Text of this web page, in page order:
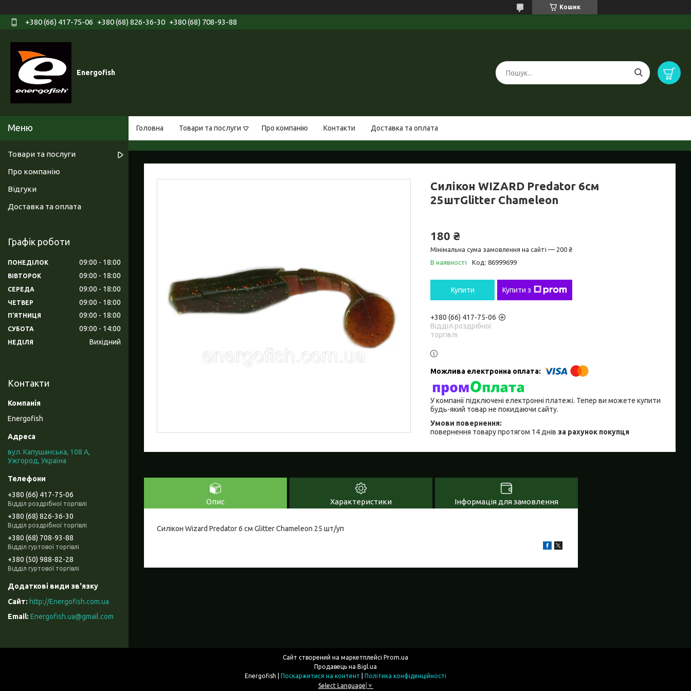
Кошик
+380 (66) 417-75-06 +380 (68) 826-36-30 +380 (68) 708-93-88
Energofish
Головна Товари та послуги Про компанію Контакти Доставка та оплата
Силікон WIZARD Predator 6см
25штGlitter Chameleon
180 ₴
Мінімальна сума замовлення на сайті — 200 ₴
В наявності
Код: 86999699
Купити Купити з
+380 (66) 417-75-06
Відділ роздрібної
торгівлі
У компанії підключені електронні платежі. Тепер ви можете купити
будь-який товар не покидаючи сайту.
повернення товару протягом 14 днів за рахунок покупця
Опис Характеристики Інформація для замовлення
Силікон Wizard Predator 6 см Glitter Chameleon 25 шт/уп
Товари та послуги
Про компанію
Відгуки
Доставка та оплата
Графік роботи
ПОНЕДІЛОК 09:00 18:00
ВІВТОРОК 09:00 18:00
СЕРЕДА 09:00 18:00
ЧЕТВЕР 09:00 18:00
ПʼЯТНИЦЯ 09:00 18:00
СУБОТА 09:00 14:00
НЕДІЛЯ Вихідний
Контакти
Energofish
вул. Капушанська, 108 А,
Ужгород, Україна
+380 (66) 417-75-06
Відділ роздрібної торгівлі
+380 (68) 826-36-30
Відділ роздрібної торгівлі
+380 (68) 708-93-88
Відділ гуртової торгівлі
+380 (50) 988-82-28
Відділ гуртової торгівлі
http://Energofish.com.ua
Energofish.ua@gmail.com
Сайт створений на маркетплейсі Prom.ua
Продавець на Bigl.ua
Поскаржитися на контент
Політика конфіденційності
Select Language ▼